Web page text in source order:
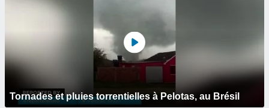
Tornades et pluies torrentielles à Pelotas, au Brésil